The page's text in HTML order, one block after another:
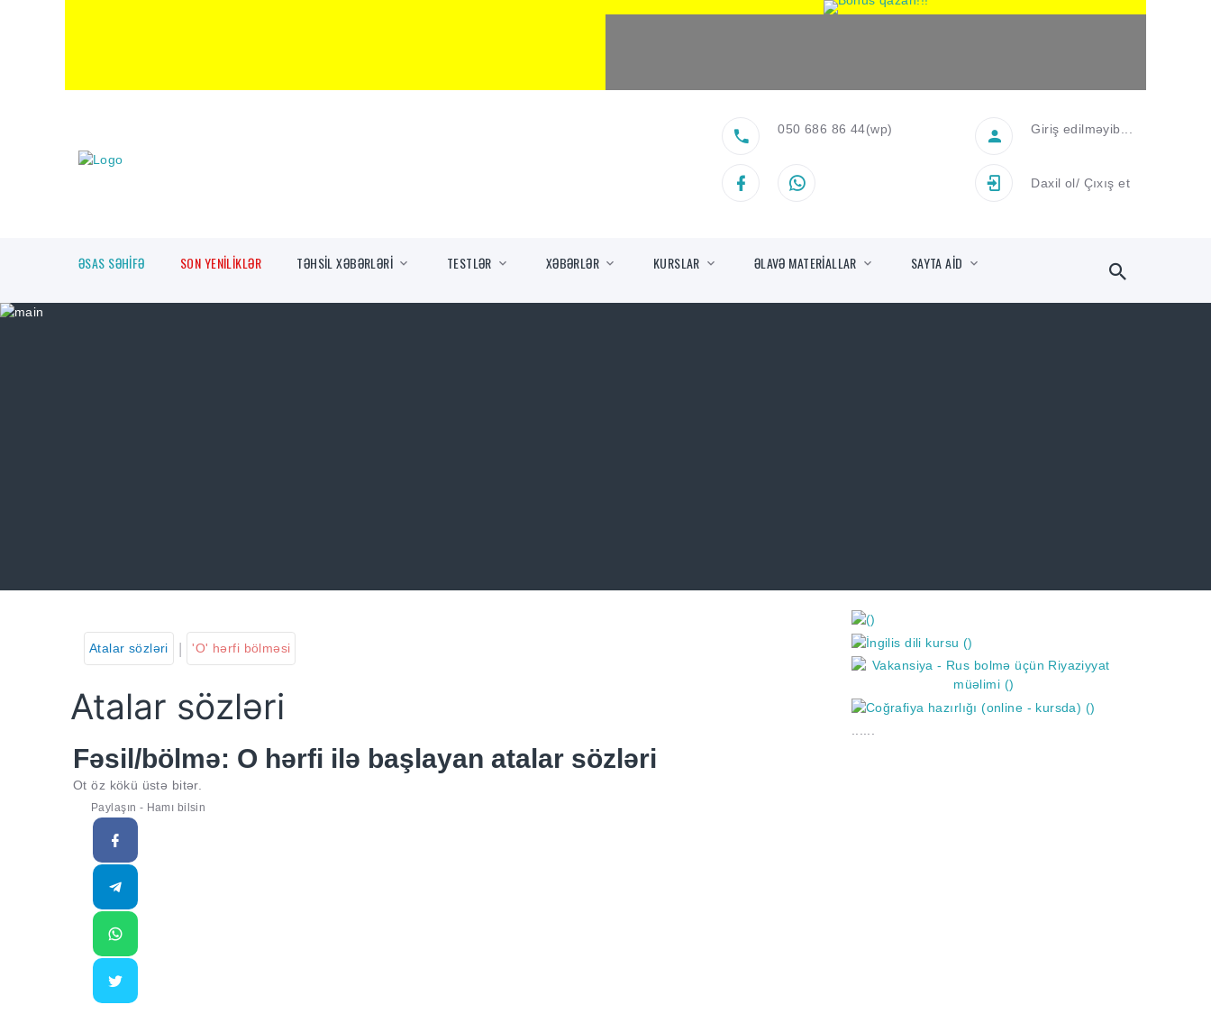
050 686 86 44(wp) Giriş edilməyib...
Daxil ol/ Çıxış et
ƏSAS SƏHİFƏ SON YENİLİKLƏR TƏHSİL XƏBƏRLƏRİ TESTLƏR XƏBƏRLƏR KURSLAR ƏLAVƏ MATERİALLAR SAYTA AİD
Atalar sözləri 'O' hərfi bölməsi
Atalar sözləri
Fəsil/bölmə: O hərfi ilə başlayan atalar sözləri
Ot öz kökü üstə bitər.
Paylaşın - Hamı bilsin
https://wa.me/994552244433